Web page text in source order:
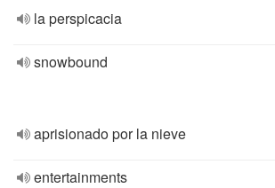
la perspicacia
snowbound
aprisionado por la nieve
entertainments